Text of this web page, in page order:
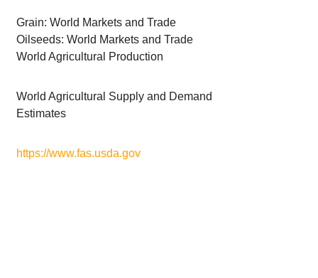
Grain: World Markets and Trade
Oilseeds: World Markets and Trade
World Agricultural Production
World Agricultural Supply and Demand
Estimates
https://www.fas.usda.gov